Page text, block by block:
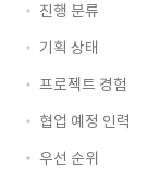
진행 분류
기획 상태
프로젝트 경험
협업 예정 인력
우선 순위